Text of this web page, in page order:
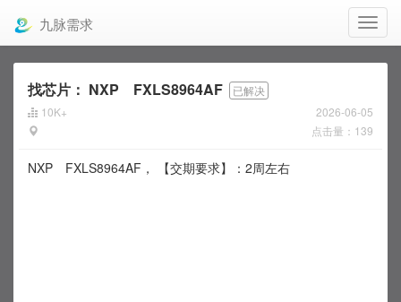
九脉需求
找芯片： NXP FXLS8964AF
已解决
10K+
2026-06-05
点击量：139
NXP FXLS8964AF， 【交期要求】：2周左右